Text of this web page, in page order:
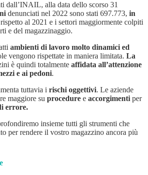
dall’INAIL, alla data dello scorso 31
denunciati nel 2022 sono stati 697.773, in
rispetto al 2021 e i settori maggiormente colpiti
e del magazzinaggio.
ambienti di lavoro molto dinamici ed
vengono rispettate in maniera limitata. La
è quindi totalmente affidata all’attenzione
e ai pedoni.
tuttavia i rischi oggettivi. Le aziende
maggiore su procedure e accorgimenti per
errore.
insieme tutti gli strumenti che
per rendere il vostro magazzino ancora più